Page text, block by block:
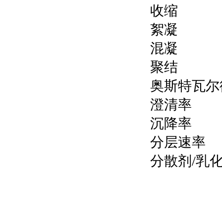
收缩
絮凝
混凝
聚结
奥斯特瓦
澄清率
沉降率
分层速率
分散剂/乳